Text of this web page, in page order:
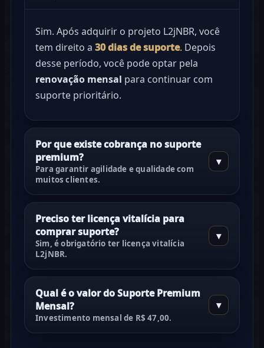
Sim. Após adquirir o projeto L2jNBR, você
tem direito a 30 dias de suporte. Depois
desse período, você pode optar pela
renovação mensal para continuar com
suporte prioritário.
Por que existe cobrança no suporte
premium?
Para garantir agilidade equalidadecom
muitos clientes.
▾
Preciso ter licença vitalícia para
comprar suporte?
Sim, é obrigatório ter licença vitalícia
L2jNBR.
▾
Qual é o valor do Suporte Premium
Mensal?
Investimento mensal de R$ 47,00.
▾